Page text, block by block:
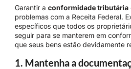
Garantir a conformidade tributária
problemas com a Receita Federal.
específicos que todos os
seguir para se manterem em
que seus bens estão devidamente
1. Mantenha a